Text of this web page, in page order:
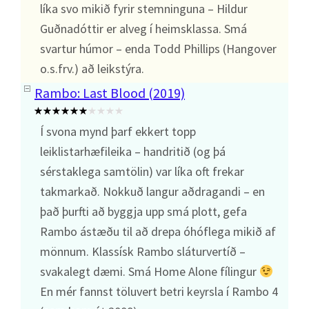
líka svo mikið fyrir stemninguna – Hildur
Guðnadóttir er alveg í heimsklassa. Smá
svartur húmor – enda Todd Phillips (Hangover
o.s.frv.) að leikstýra.
Rambo: Last Blood (2019)
Í svona mynd þarf ekkert topp
leiklistarhæfileika – handritið (og þá
sérstaklega samtölin) var líka oft frekar
takmarkað. Nokkuð langur aðdragandi – en
það þurfti að byggja upp smá plott, gefa
Rambo ástæðu til að drepa óhóflega mikið af
mönnum. Klassísk Rambo sláturvertíð –
svakalegt dæmi. Smá Home Alone fílingur
En mér fannst töluvert betri keyrsla í Rambo 4